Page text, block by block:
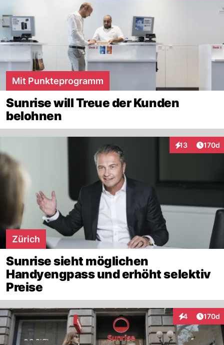
Mit Punkteprogramm
Sunrise will Treue der Kunden
belohnen
13
Interaktionen
170d
Zürich
Sunrise sieht möglichen
Handyengpass und erhöht selektiv
Preise
4
Interaktionen
170d